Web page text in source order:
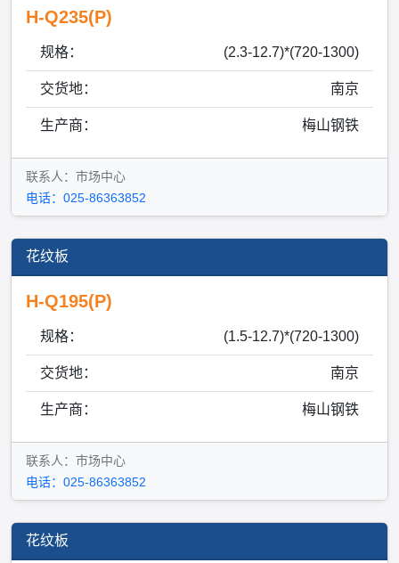
H-Q235(P)
规格： (2.3-12.7)*(720-1300)
交货地： 南京
生产商： 梅山钢铁
联系人：市场中心
电话：025-86363852
花纹板
H-Q195(P)
规格： (1.5-12.7)*(720-1300)
交货地： 南京
生产商： 梅山钢铁
联系人：市场中心
电话：025-86363852
花纹板